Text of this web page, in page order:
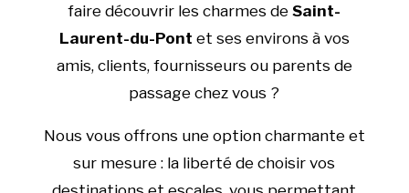
faire découvrir les charmes deSaint-
Laurent-du-Pont et ses environs à vos
amis, clients, fournisseurs ou parents de
passage chez vous ?
Nous vous offrons une option charmante et
sur mesure : la liberté de choisir vos